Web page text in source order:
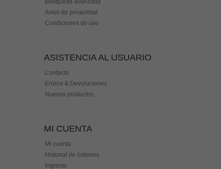
Búsqueda avanzada
Aviso de privacidad
Condiciones de úso
ASISTENCIA AL USUARIO
Contacto
Envios & Devoluciones
Nuevos productos
MI CUENTA
Mi cuenta
Historial de órdenes
Ingresar